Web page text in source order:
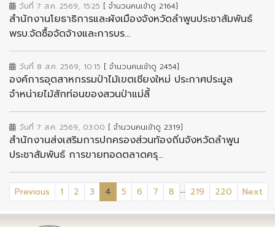
วันที่ 7 ส.ค. 2569, 15:25 [ จำนวนคนเข้าดู 2164]
สำนักงานโยธาธิการและผังเมืองจังหวัดลำพูนประชาสัมพันธ์
พรบ.จัดซื้อจัดจ้างและการบร...
วันที่ 8 ส.ค. 2569, 10:15 [ จำนวนคนเข้าดู 2454]
องค์การอุตสาหกรรมป่าไม้เขตเชียงใหม่ ประกาศประมูล
จำหน่ายไม้สักท่อนของสวนป่าแม่ลี้
วันที่ 7 ส.ค. 2569, 03:00 [ จำนวนคนเข้าดู 2319]
สำนักงานส่งเสริมการปกครองส่วนท้องถิ่นจังหวัดลำพูน
ประชาสัมพันธ์ การขายทอดตลาดครุ...
Previous 1 2 3 4 (current)
5 6 7 8 ... 219 220 Next